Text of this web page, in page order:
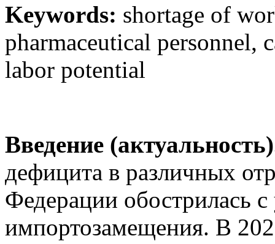
Keywords: shortage of
pharmaceutical personnel,
labor potential
Введение
дефицита в различных
Федерации обострилась
импортозамещения. В